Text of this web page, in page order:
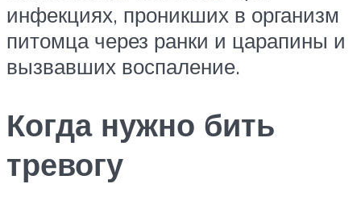
инфекциях, проникших в организм
питомца через ранки и царапины и
вызвавших воспаление.
Когда нужно бить
тревогу